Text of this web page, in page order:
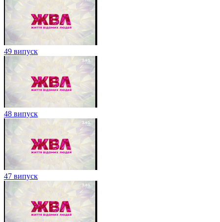
49 випуск
48 випуск
47 випуск